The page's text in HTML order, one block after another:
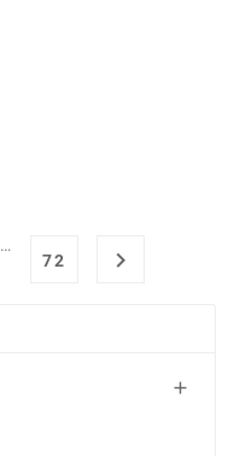
…
72

